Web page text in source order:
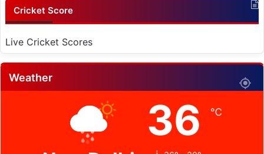
Cricket Score
Live Cricket Scores
Weather
36 ℃